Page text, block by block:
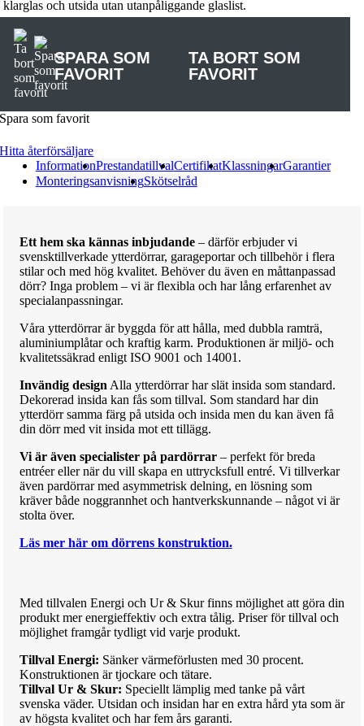
klarglas och utsida utan utanpåliggande glaslist.
SPARA SOM
FAVORIT
TA BORT SOM
FAVORIT
Spara som favorit
Hitta återförsäljare
InformationPrestandatillvalCertifikatKlassningarGarantier
MonteringsanvisningSkötselråd
Ett hem ska kännas inbjudande– därför erbjuder vi
svensktillverkade ytterdörrar, garageportar och tillbehör i flera
stilar och med hög kvalitet. Behöver du även en måttanpassad
dörr? Inga problem – vi är flexibla och har lång erfarenhet av
specialanpassningar.
Våra ytterdörrar är byggda för att hålla, med dubbla ramträ,
aluminiumplåtar och kraftig karm. Produktionen är miljö- och
kvalitetssäkrad enligt ISO 9001 och 14001.
Invändig design Alla ytterdörrar har slät insida som standard.
Dekorerad insida kan fås som tillval. Som standard har din
ytterdörr samma färg på utsida och insida men du kan även få
din dörr med vit insida mot ett tillägg.
Vi är även specialister på pardörrar– perfekt för breda
entréer eller när du vill skapa en uttrycksfull entré. Vi tillverkar
även pardörrar med asymmetrisk delning, en lösning som
kräver både noggrannhet och hantverkskunnande – något vi är
stolta över.
Läs mer här om dörrens konstruktion.
Med tillvalen Energi och Ur & Skur finns möjlighet att göra din
produkt merenergieffektiv och extra tålig. Priser för tillval och
möjlighet framgår tydligt vid varje produkt.
Tillval Energi: Sänker värmeförlusten med 30 procent.
Konstruktionen är tjockare och tätare.
Tillval Ur & Skur: Speciellt lämplig med tanke på vårt
svenska väder. Utsidan och insidan har en extra hård yta som är
av högsta kvalitet och har fem års garanti.